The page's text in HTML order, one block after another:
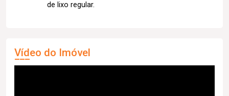
de lixo regular.
Vídeo do Imóvel